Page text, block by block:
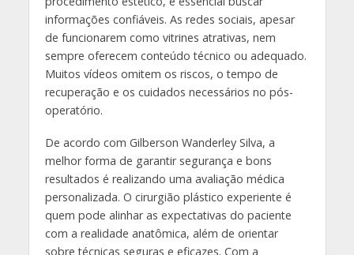
informações confiáveis. As redes sociais, apesar
de funcionarem como vitrines atrativas, nem
sempre oferecem conteúdo técnico ou adequado.
Muitos vídeos omitem os riscos, o tempo de
recuperação e os cuidados necessários no pós-
operatório.
De acordo com Gilberson Wanderley Silva, a
melhor forma de garantir segurança e bons
resultados é realizando uma avaliação médica
personalizada. O cirurgião plástico experiente é
quem pode alinhar as expectativas do paciente
com a realidade anatômica, além de orientar
sobre técnicas seguras e eficazes. Com a